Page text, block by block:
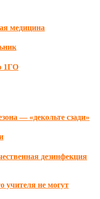
медицина
1ГО
— «декольте сзади»
дезинфекция
учителя не могут